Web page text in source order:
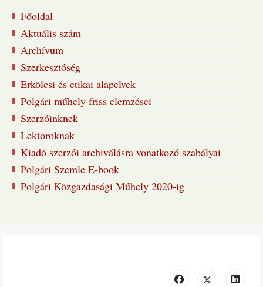
Főoldal
Aktuális szám
Archívum
Szerkesztőség
Erkölcsi és etikai alapelvek
Polgári műhely friss elemzései
Szerzőinknek
Lektoroknak
Kiadó szerzői archiválásra vonatkozó szabályai
Polgári Szemle E-book
Polgári Közgazdasági Műhely 2020-ig